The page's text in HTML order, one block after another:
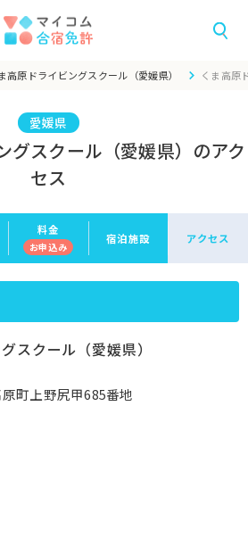
高原ドライビングスクール（愛媛県） くま高原
愛媛県
グスクール（愛媛県）のアク
セス
料金
お申込み
宿泊施設 アクセス
スクール（愛媛県）
町上野尻甲685番地